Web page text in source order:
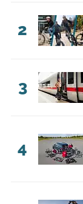
2
3
4